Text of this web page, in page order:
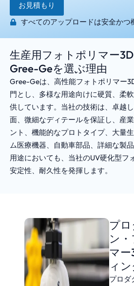
お見積もり
すべてのアップロードは安全かつ
生産用フォトポリマー
Gree-Geを選ぶ理由
Gree-Geは、高性能フォトポリマー
門とし、多様な用途向けに硬質、柔
供しています。当社の技術は、卓越
面、微細なディテールを保証し、産
ント、機能的なプロトタイプ、大量
ム医療機器、自動車部品、詳細な製
用途においても、当社のUV硬化型フ
安定性、耐久性を発揮します。
プ
ン
マ
ィ
プロダ